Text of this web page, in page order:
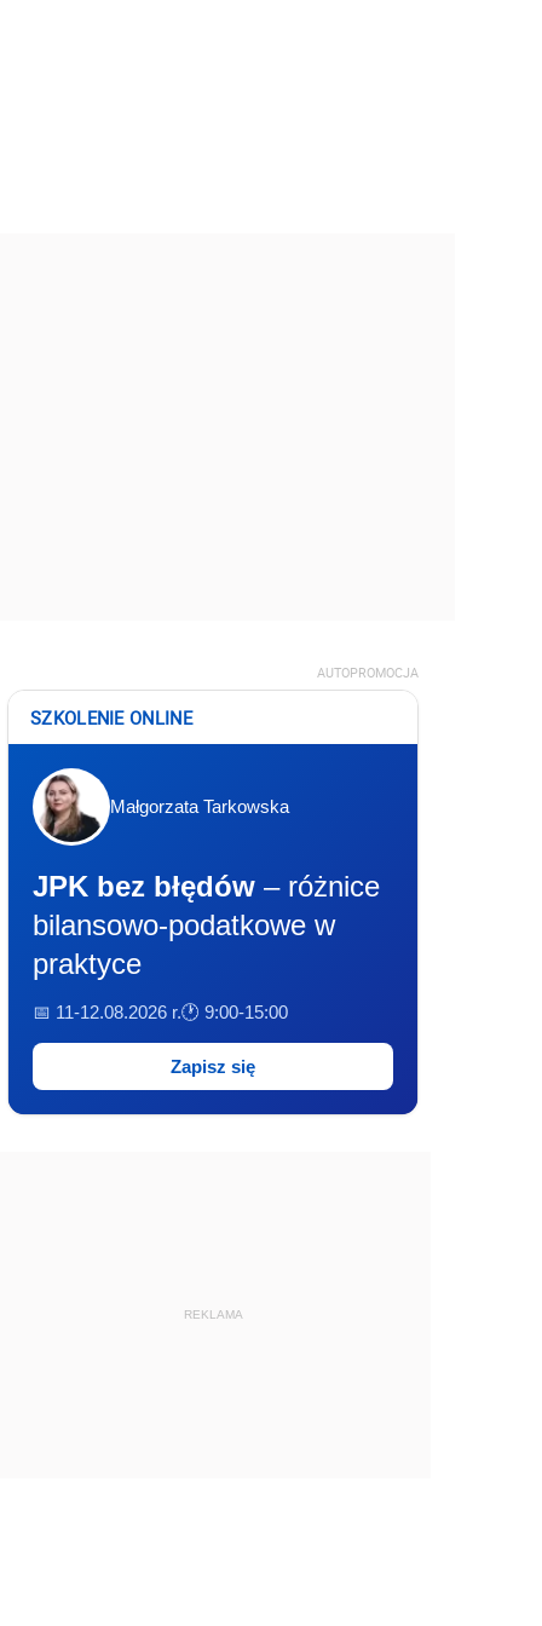
AUTOPROMOCJA
SZKOLENIE ONLINE
Małgorzata Tarkowska
JPK bez błędów – różnice
bilansowo-podatkowe w
praktyce
📅 11-12.08.2026 r.🕐 9:00-15:00
Zapisz się
REKLAMA